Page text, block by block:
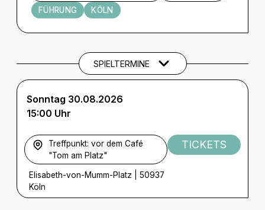
FÜHRUNG
KÖLN
Termine und Tickets
SPIELTERMINE
Sonntag 30.08.2026
15:00 Uhr
Treffpunkt: vor dem Café
"Tom am Platz"
Elisabeth-von-Mumm-Platz
50937
Köln
TICKETS